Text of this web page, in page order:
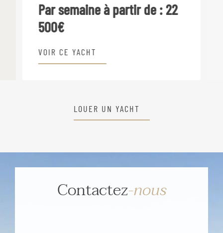
Par semaine à partir de :22
500€
VOIR CE YACHT
LOUER UN YACHT
Contactez-nous